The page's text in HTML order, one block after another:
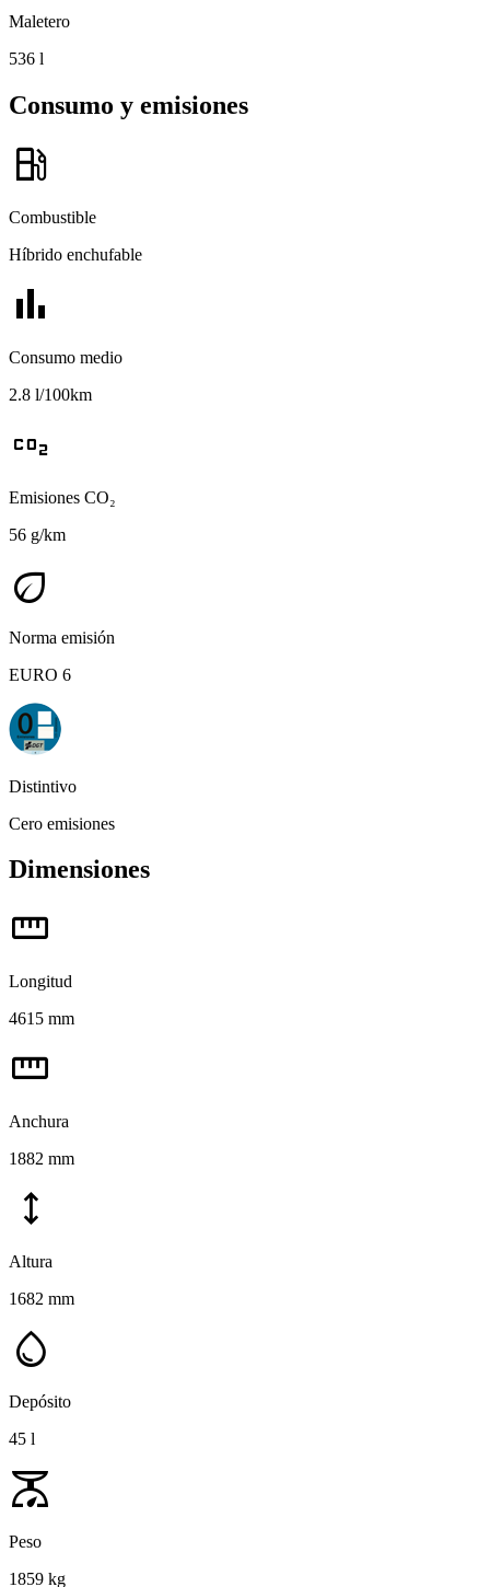
Maletero
536 l
Consumo y emisiones
local_gas_station
Combustible
Híbrido enchufable
bar_chart
Consumo medio
2.8 l/100km
co2
Emisiones CO₂
56 g/km
eco
Norma emisión
EURO 6
Distintivo
Cero emisiones
Dimensiones
straighten
Longitud
4615 mm
straighten
Anchura
1882 mm
height
Altura
1682 mm
water_drop
Depósito
45 l
scale
Peso
1859 kg